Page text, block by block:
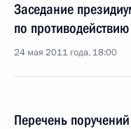
Заседание
по
24 мая 2011 года, 18:00
Перечень